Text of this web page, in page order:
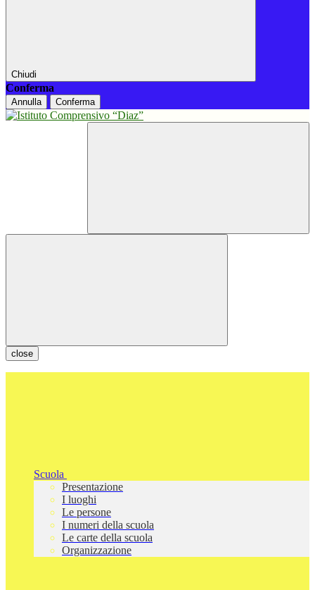
Chiudi
Conferma
Annulla Conferma
close
Scuola
Presentazione
I luoghi
Le persone
I numeri della scuola
Le carte della scuola
Organizzazione